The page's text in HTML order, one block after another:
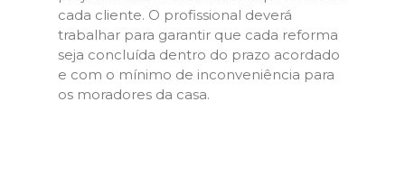
cada cliente. O profissional deverá
trabalhar para garantir que cada reforma
seja concluída dentro do prazo acordado
e com o mínimo de inconveniência para
os moradores da casa.